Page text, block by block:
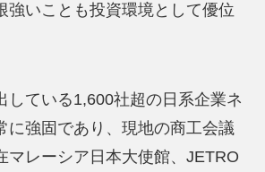
強いことも投資環境として優位
している1,600社超の日系企業ネ
に強固であり、現地の商工会議
マレーシア日本大使館、JETRO